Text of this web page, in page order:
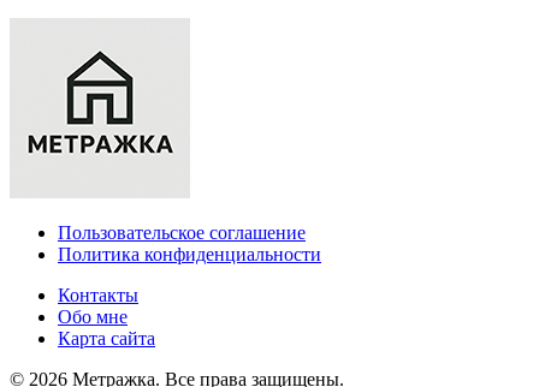
Пользовательское соглашение
Политика конфиденциальности
Контакты
Обо мне
Карта сайта
© 2026 Метражка. Все права защищены.